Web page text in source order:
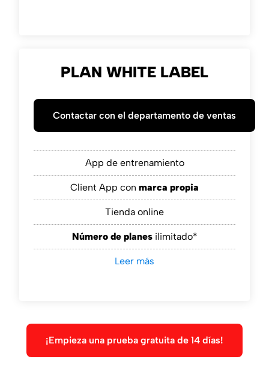
PLAN WHITE LABEL
Contactar con el departamento de ventas
App de entrenamiento
Client App con marca propia
Tienda online
Número de planesilimitado*
Leer más
¡Empieza una prueba gratuita de 14 días!